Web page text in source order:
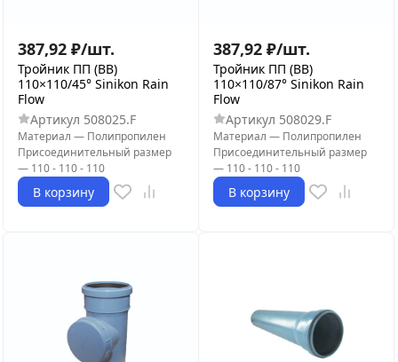
387,92 ₽/шт.
Тройник ПП (ВВ)
110×110/45° Sinikon Rain
Flow
Артикул 508025.F
Материал — Полипропилен
Присоединительный размер
— 110 - 110 - 110
В корзину
387,92 ₽/шт.
Тройник ПП (ВВ)
110×110/87° Sinikon Rain
Flow
Артикул 508029.F
Материал — Полипропилен
Присоединительный размер
— 110 - 110 - 110
В корзину